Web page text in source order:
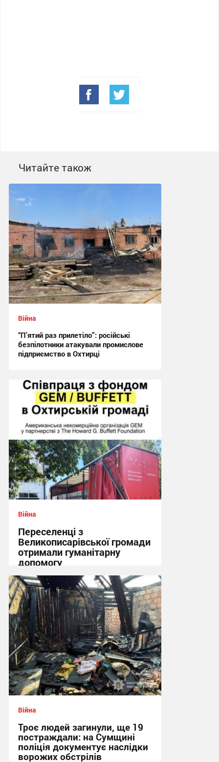
Читайте також
Війна
“П’ятий раз прилетіло”: російські
безпілотники атакували промислове
підприємство в Охтирці
21:29 вчора
Війна
Переселенці з
Великописарівської громади
отримали гуманітарну
допомогу
14:53 вчора
Війна
Троє людей загинули, ще 19
постраждали: на Сумщині
поліція документує наслідки
ворожих обстрілів